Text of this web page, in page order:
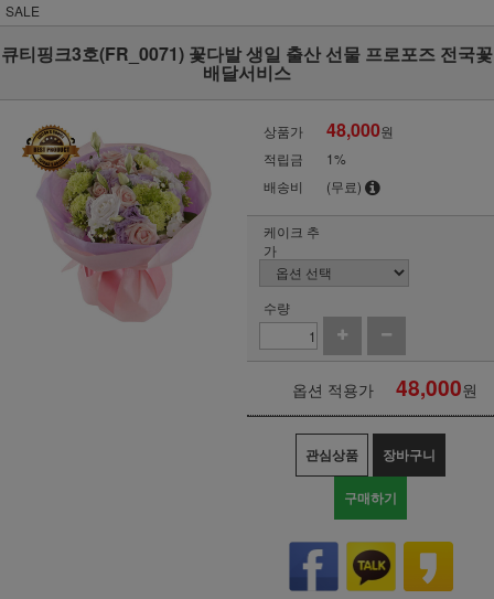
SALE
큐티핑크3호(FR_0071) 꽃다발 생일 출산 선물 프로포즈 전국꽃
배달서비스
상품가 48,000원
적립금
1%
배송비
(무료)
케이크 추
가
수량
옵션 적용가 48,000원
관심상품 장바구니
구매하기